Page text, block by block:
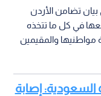
تضامن الأردن
في كل ما تتخذه
والمقيمين
السعودية: إصابة